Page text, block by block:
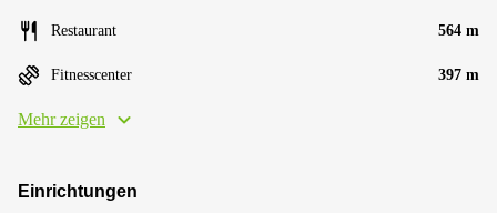
Restaurant 564 m
Fitnesscenter 397 m
Mehr zeigen
Einrichtungen